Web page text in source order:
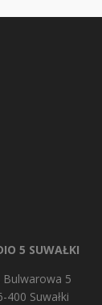
5 SUWAŁKI
Bulwarowa 5
400 Suwałki